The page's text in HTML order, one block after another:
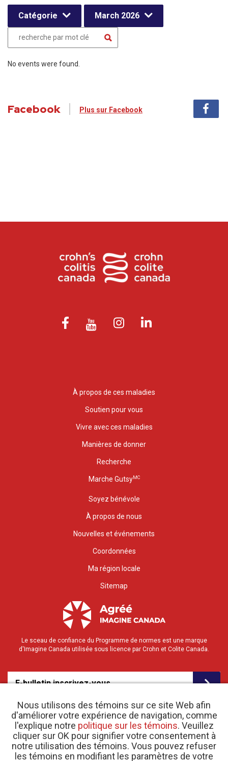
Nous utilisons des témoins sur ce site Web afin
d'améliorer votre expérience de navigation, comme
l'explique notre politique sur les témoins. Veuillez
cliquer sur OK pour signifier votre consentement à
notre utilisation des témoins. Vous pouvez refuser
les témoins en modifiant les paramètres de votre
Catégorie March 2026
No events were found.
Facebook Plus sur Facebook
À propos de ces maladies
Soutien pour vous
Vivre avec ces maladies
Manières de donner
Recherche
Marche GutsyMC
Soyez bénévole
À propos de nous
Nouvelles et événements
Coordonnées
Ma région locale
Sitemap
Le sceau de confiance du Programme de normes est une marque
d'Imagine Canada utilisée sous licence par Crohn et Colite Canada.
E-bulletin inscrivez-vous